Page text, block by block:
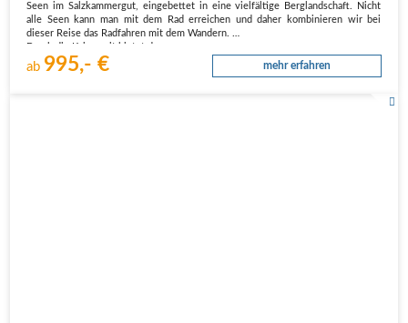
Seen im Salzkammergut, eingebettet in eine vielfältige Berglandschaft. Nicht
alle Seen kann man mit dem Rad erreichen und daher kombinieren wir bei
dieser Reise das Radfahren mit dem Wandern.
ab 995,- € mehr erfahren